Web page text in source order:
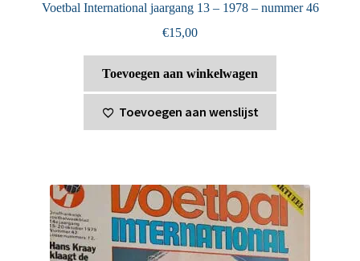
Voetbal International jaargang 13 – 1978 – nummer 46
€15,00
Toevoegen aan winkelwagen
Toevoegen aan wenslijst